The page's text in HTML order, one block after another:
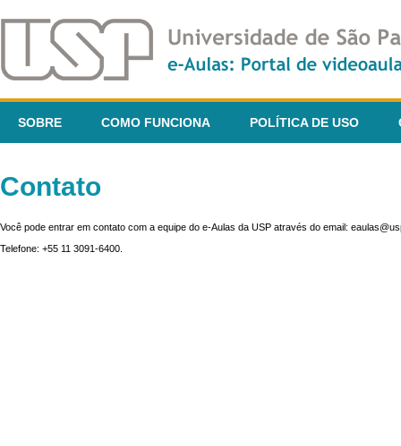
SOBRE COMO FUNCIONA POLÍTICA DE USO
Contato
Você pode entrar em contato com a equipe do e-Aulas da USP através do email:
Telefone: +55 11 3091-6400.